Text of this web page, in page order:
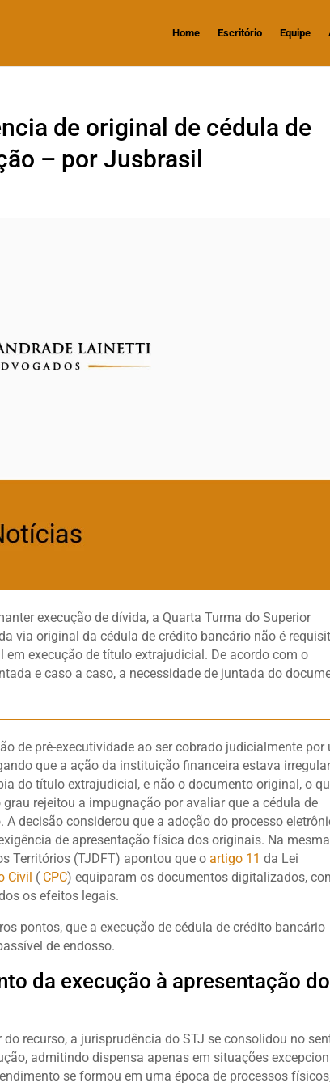
Home Escritório Equipe
de original de cédula de
– por Jusbrasil
execução de dívida, a Quarta Turma do Superior
via original da cédula de crédito bancário não é
execução de título extrajudicial. De acordo com o
e caso a caso, a necessidade de juntada do
de pré-executividade ao ser cobrado judicialmente por
que a ação da instituição financeira estava
do título extrajudicial, e não o documento original, o
rejeitou a impugnação por avaliar que a cédula de
decisão considerou que a adoção do processo
de apresentação física dos originais. Na mesma
Territórios (TJDFT) apontou que oartigo 11 da Lei
Civil ( CPC) equiparam os documentos digitalizados,
os efeitos legais.
pontos, que a execução de cédula de crédito bancário
de endosso.
da execução à apresentação do
recurso, a jurisprudência do STJ se consolidou no
admitindo dispensa apenas em situações
se formou em uma época de processos